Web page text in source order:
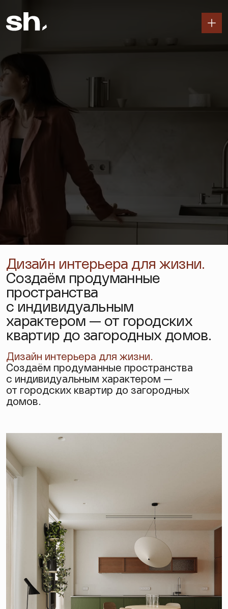
Дизайн интерьера для жизни.
Создаём продуманные
пространства
с индивидуальным
характером — от городских
квартир до загородных домов.
Дизайн интерьера для жизни.
Создаём продуманные пространства
с индивидуальным характером —
от городских квартир до загородных
домов.